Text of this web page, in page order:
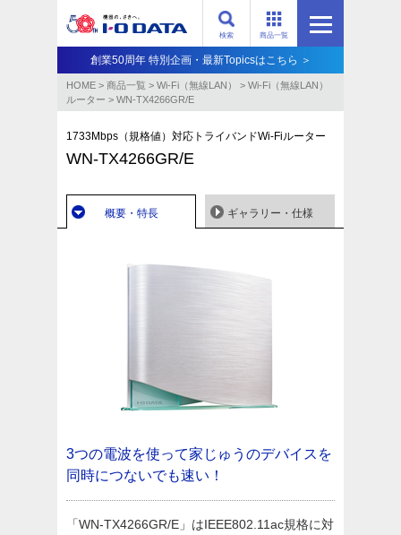
商品一覧
検索
創業50周年 特別企画・最新Topicsはこちら ＞
HOME > 商品一覧 > Wi-Fi（無線LAN） > Wi-Fi（無線LAN）
ルーター > WN-TX4266GR/E
1733Mbps（規格値）対応トライバンドWi-Fiルーター
WN-TX4266GR/E
概要・特長 ギャラリー・仕様
3つの電波を使って家じゅうのデバイスを
同時につないでも速い！
「WN-TX4266GR/E」はIEEE802.11ac規格に対